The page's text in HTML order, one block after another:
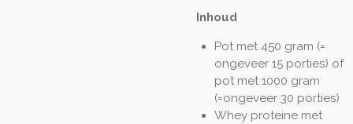
Inhoud
Pot met 450 gram (=
ongeveer 15 porties) of
pot met 1000 gram
(=ongeveer 30 porties)
Whey proteine met